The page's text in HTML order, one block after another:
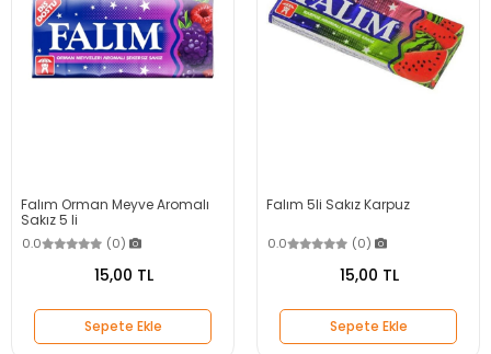
Falım Orman Meyve Aromalı
Sakız 5 li
0.0 (0)
15,00 TL
Sepete Ekle
Falım 5li Sakız Karpuz
0.0 (0)
15,00 TL
Sepete Ekle